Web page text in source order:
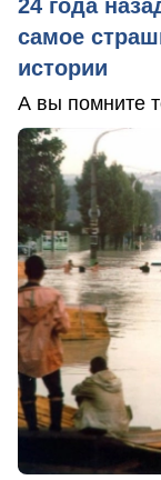
24 года
самое
истории
А вы помните